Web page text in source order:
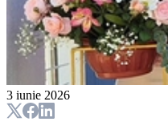
3 iunie 2026